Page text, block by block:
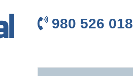
980 526 018